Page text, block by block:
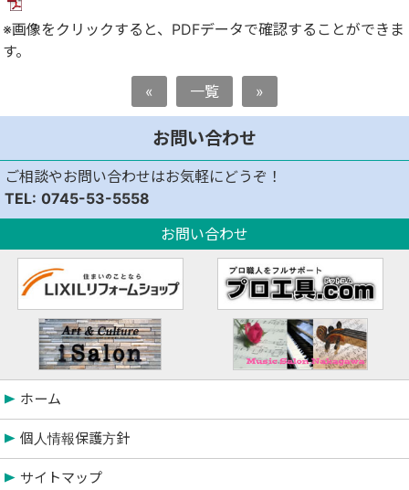
※画像をクリックすると、PDFデータで確認することができま
す。
« 一覧 »
お問い合わせ
ご相談やお問い合わせはお気軽にどうぞ！
0745-53-5558
お問い合わせ
ホーム
個人情報保護方針
サイトマップ